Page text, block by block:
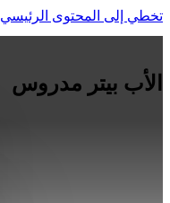
تخطي إلى المحتوى الرئيسي
الأب بيتر مدروس